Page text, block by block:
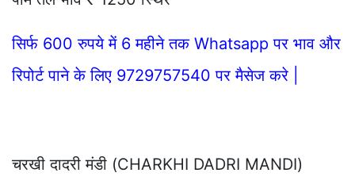
सिर्फ 600 रुपये में 6 महीने तक Whatsapp पर भाव और
रिपोर्ट पाने के लिए 9729757540 पर मैसेज करे |
चरखी दादरी मंडी (CHARKHI DADRI MANDI)